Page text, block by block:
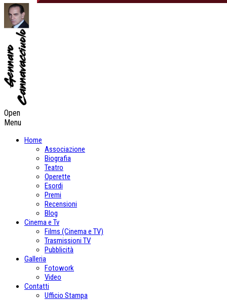
Open
Menu
Home
Associazione
Biografia
Teatro
Operette
Esordi
Premi
Recensioni
Blog
Cinema e Tv
Films (Cinema e TV)
Trasmissioni TV
Pubblicità
Galleria
Fotowork
Video
Contatti
Ufficio Stampa